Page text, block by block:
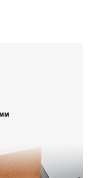
ZO (голубой), ZV